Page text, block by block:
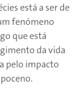
está a ser de
fenómeno
que está
da vida
pelo impacto